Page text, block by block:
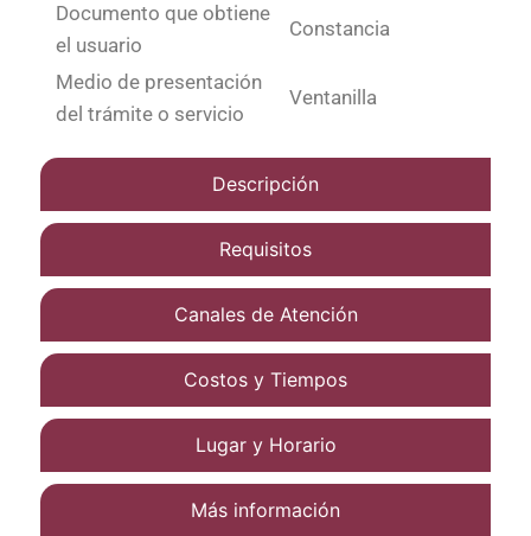
Descripción
Requisitos
Canales de Atención
Costos y Tiempos
Lugar y Horario
Más información
Documento que obtiene
el usuario
Constancia
Medio de presentación
del trámite o servicio
Ventanilla